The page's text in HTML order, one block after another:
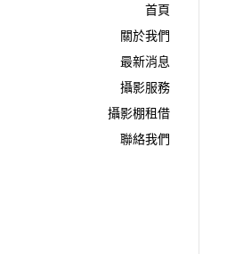
首頁
關於我們
最新消息
攝影服務
攝影棚租借
聯絡我們